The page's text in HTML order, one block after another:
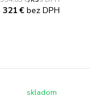
321 €bez DPH
skladom